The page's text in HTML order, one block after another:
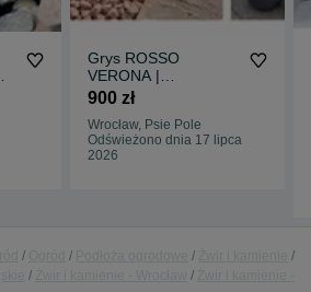
Grys ROSSO
VERONA |
Marmurowy kamień
pomarańczowo-
czerwony
900 zł
Wrocław, Psie Pole
Odświeżono dnia 17 lipca
2026